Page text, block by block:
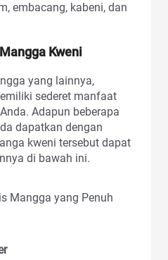
embacang, kabeni, dan
Kweni
yang lainnya,
sederet manfaat
Adapun beberapa
dapatkan dengan
kweni tersebut dapat
di bawah ini.